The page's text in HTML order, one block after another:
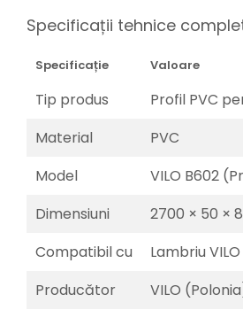
Specificații tehnice
Specificație Valoare
Tip produs
Profil PVC
Material
PVC
Model
VILO B602
Dimensiuni
2700 × 50 ×
Compatibil cu
Lambriu
Producător
VILO